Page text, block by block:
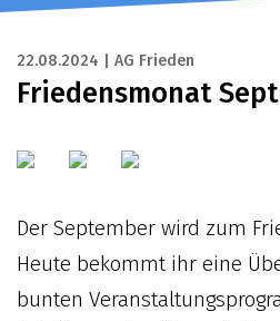
22.08.2024 | AG Frieden
Friedensmonat
Der September wird zum
Heute bekommt ihr eine
bunten